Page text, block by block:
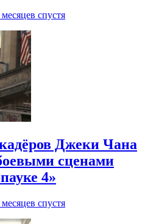
месяцев спустя
Джеки Чана
сценами
4»
месяцев спустя